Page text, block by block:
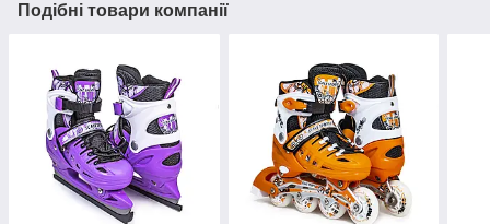
Подібні товари компанії